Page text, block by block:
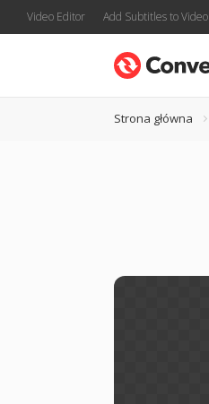
Video Editor Add Subtitles to Video
Strona główna